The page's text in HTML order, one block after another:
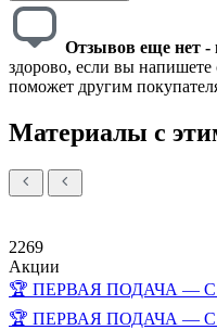
Отзывов еще нет
здорово, если вы напишете
поможет другим
Материалы с
2269
Акции
🏆 ПЕРВАЯ ПОДАЧА —
🏆 ПЕРВАЯ ПОДАЧА —